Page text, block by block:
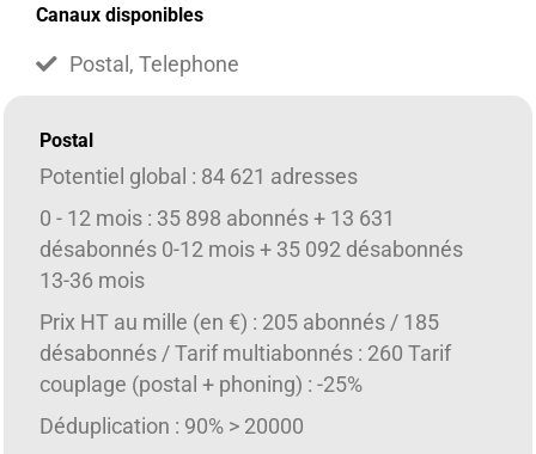
Canaux disponibles
Postal, Telephone
Postal
Potentiel global : 84 621 adresses
0 - 12 mois : 35 898 abonnés + 13 631
désabonnés 0-12 mois + 35 092 désabonnés
13-36 mois
Prix HT au mille (en €) : 205 abonnés / 185
désabonnés / Tarif multiabonnés : 260 Tarif
couplage (postal + phoning) : -25%
Déduplication : 90% > 20000